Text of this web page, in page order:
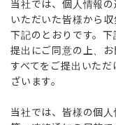
当社では、個人情報
いただいた皆様から
下記のとおりです。
提出にご同意の上、
すべてをご提出いた
ざいます。
当社では、皆様の個